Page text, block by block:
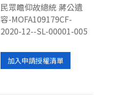
民眾瞻仰故總統 蔣公遺
容-MOFA109179CF-
2020-12--SL-00001-005
加入申請授權清單